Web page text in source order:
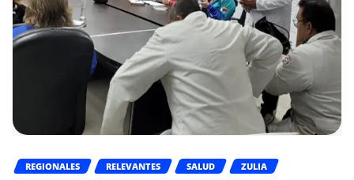
REGIONALES RELEVANTES SALUD ZULIA